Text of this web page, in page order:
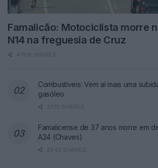
Famalicão: Motociclista morre
N14 na freguesia de Cruz
4709 SHARES
Combustíveis: Vem aí mais uma
gasóleo
3775 SHARES
Famalicense de 37 anos morre em
A24 (Chaves)
2542 SHARES